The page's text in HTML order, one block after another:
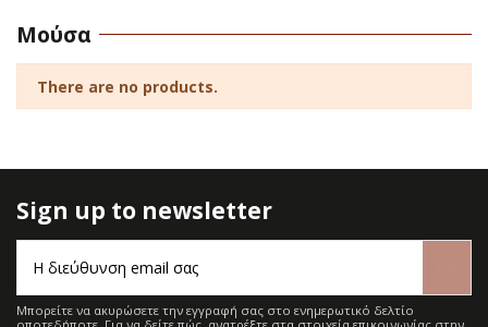
Μούσα
There are no products.
Sign up to newsletter
Μπορείτε να ακυρώσετε την εγγραφή σας στο ενημερωτικό δελτίο